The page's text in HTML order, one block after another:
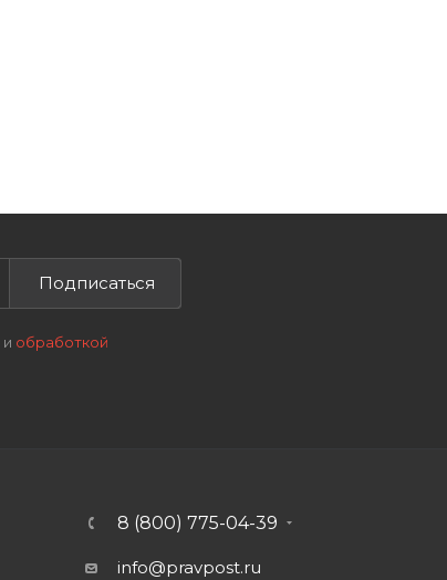
Подписаться
и обработкой
8 (800) 775-04-39
info@pravpost.ru